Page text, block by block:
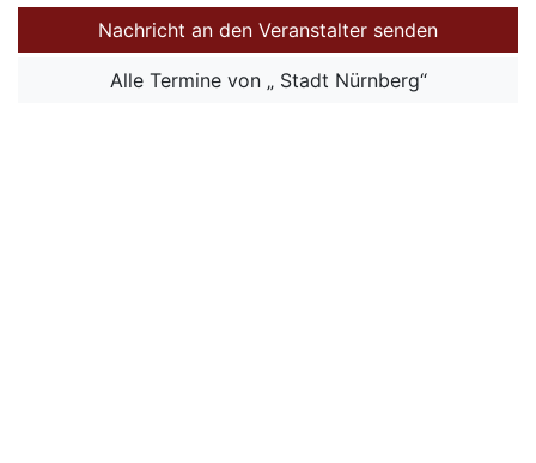
Nachricht an den Veranstalter senden
Alle Termine von „ Stadt Nürnberg“